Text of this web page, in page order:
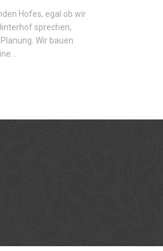
Hofes, egal ob wir
sprechen,
Wir bauen